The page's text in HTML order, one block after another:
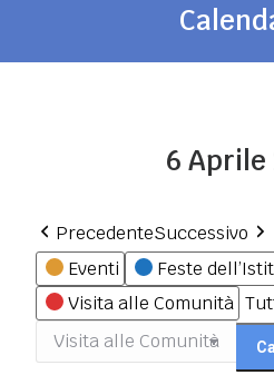
6 Aprile
PrecedenteSuccessivo
Categorie
Eventi
Feste
Visita alle Comunità
Categorie